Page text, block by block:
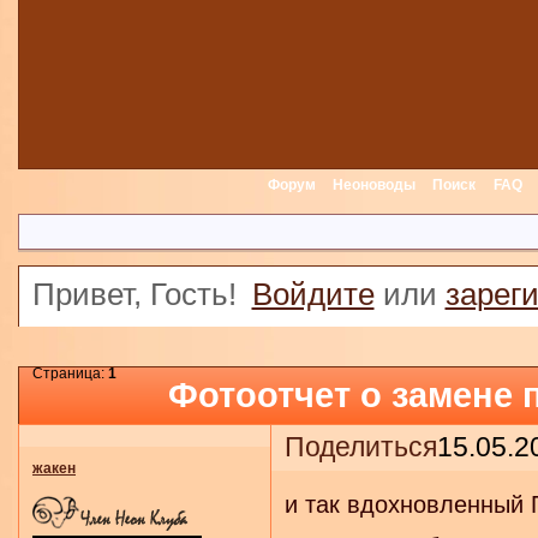
Форум Неоноводы Поиск FAQ
Привет, Гость! Войдитеили
Фотоотчет о замене
Страница:1
Поделиться
жакен
и так вдохновленный